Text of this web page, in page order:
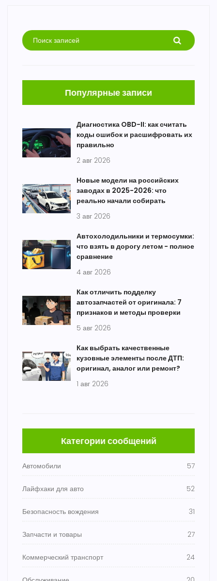
Популярные записи
Диагностика OBD-II: как считать
коды ошибок и расшифровать их
правильно
2 авг 2026
Новые модели на российских
заводах в 2025-2026: что
реально начали собирать
3 авг 2026
Автохолодильники и термосумки:
что взять в дорогу летом - полное
сравнение
4 авг 2026
Как отличить подделку
автозапчастей от оригинала: 7
признаков и методы проверки
5 авг 2026
Как выбрать качественные
кузовные элементы после ДТП:
оригинал, аналог или ремонт?
1 авг 2026
Категории сообщений
Автомобили 57
Лайфхаки для авто 52
Безопасность вождения 31
Запчасти и товары 27
Коммерческий транспорт 24